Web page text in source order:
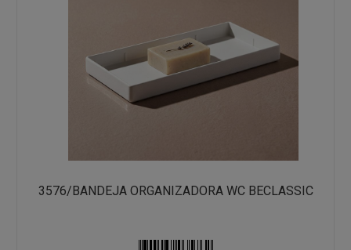
3576/BANDEJA ORGANIZADORA WC BECLASSIC